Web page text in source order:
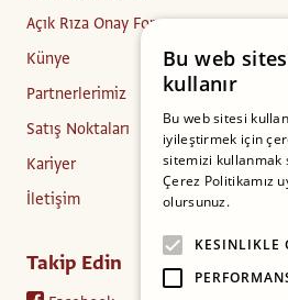
Açık Rıza Onay Formu
Künye
Partnerlerimiz
Satış Noktaları
Kariyer
İletişim
Takip Edin
Bu web
kullanır
Bu web sitesi
iyileştirmek için
sitemizi kullanmak
Çerez Politikamız
olursunuz.
KESINLIKLE